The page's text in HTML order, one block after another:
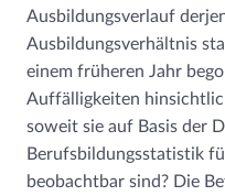
Ausbildungsverlauf
Ausbildungsverhältnis
einem früheren Jahr
Auffälligkeiten
soweit sie auf Basis der
Berufsbildungsstatistik
beobachtbar sind? Die